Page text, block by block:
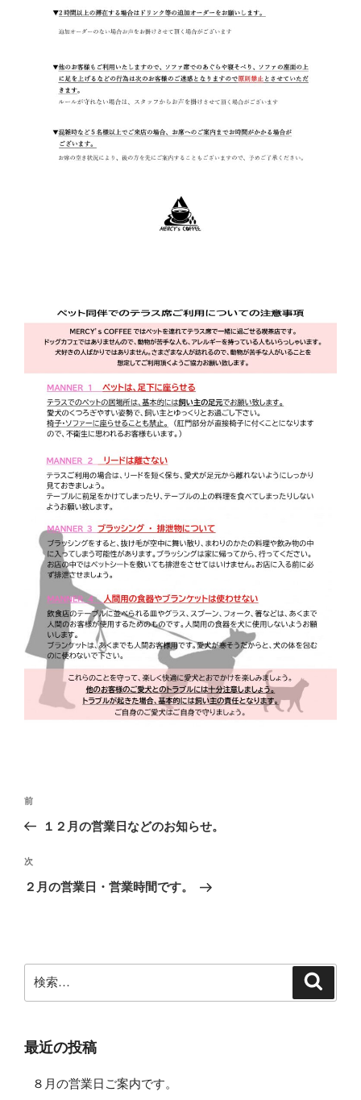
投
ビ
ゲ
ン
前
の
稿
前
１２月の営業日などのお知らせ。
次
の
次
２月の営業日・営業時間です。
検
索:
最近の投稿
８月の営業日ご案内です。